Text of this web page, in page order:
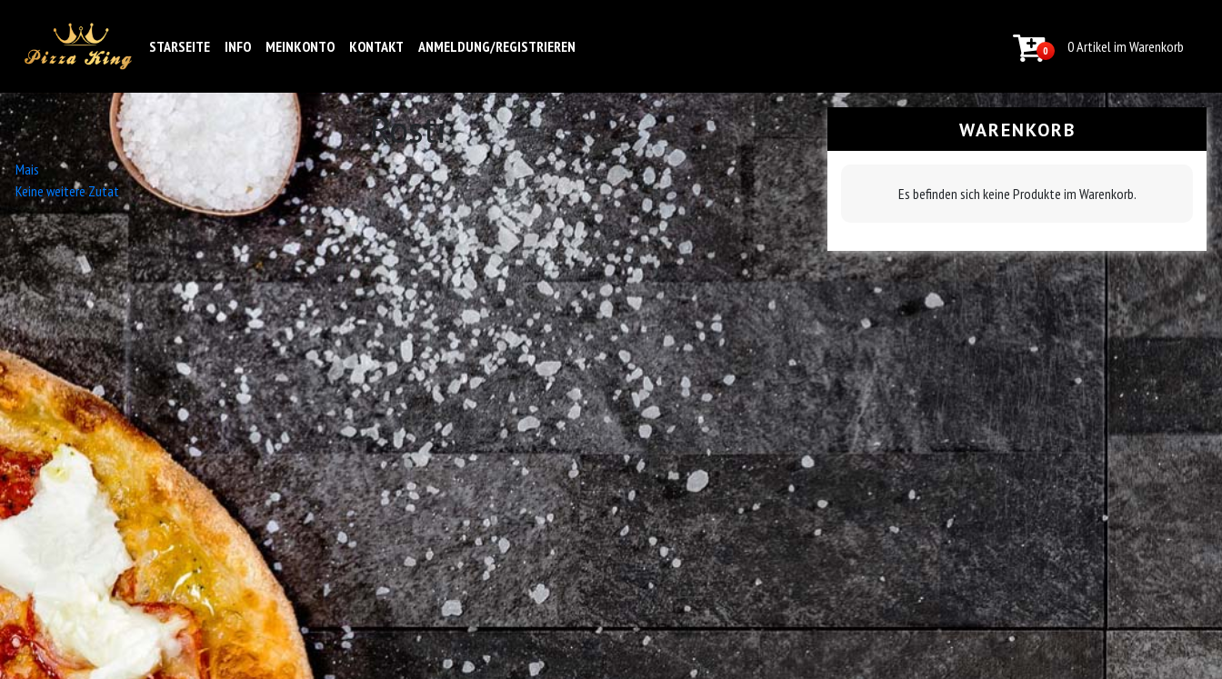
STARSEITE INFO MEINKONTO KONTAKT ANMELDUNG/REGISTRIEREN 0 0 Artikel im Warenkorb
Rosti
Beitrags-
Navigation
Mais
Keine weitere Zutat
WARENKORB
Es befinden sich keine Produkte im Warenkorb.